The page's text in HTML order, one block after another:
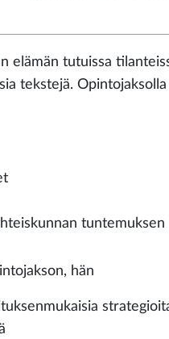
elämän tutuissa
tekstejä.
tuntemuksen
hän